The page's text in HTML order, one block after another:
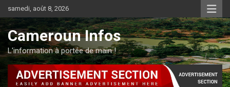
au
contenu
samedi, août 8, 2026
Cameroun Infos
L'information à portée de main !